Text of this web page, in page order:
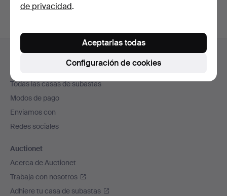
el
pie
de
página
Ayuda y contacto
Contacta con el servicio de atención al cliente
Todas las casas de subastas
Modos de pago
Enviamos con
Redes sociales
Auctionet
Acerca de Auctionet
Trabaja con nosotros
Adhiere tu casa de subastas
de privacidad.
Configuración de cookies
Aceptarlas todas